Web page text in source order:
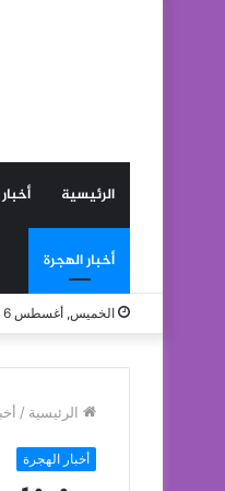
الرئيسية
أخبار الهجرة
الخميس, أغسطس 6 2026
الرئيسية /
أخبار الهجرة